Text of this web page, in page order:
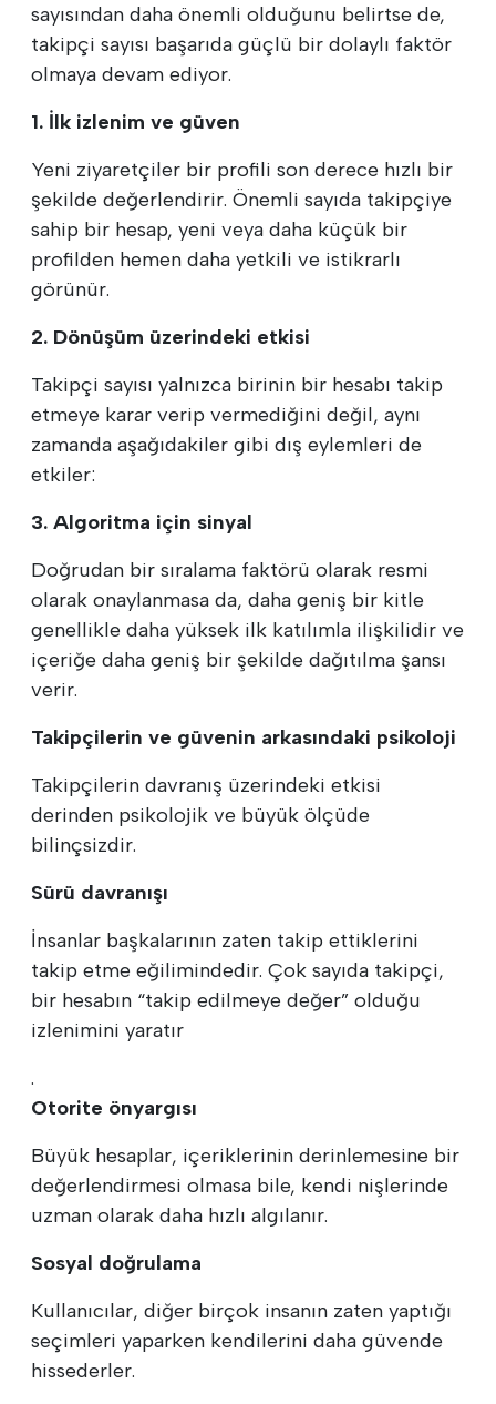
sayısından daha önemli olduğunu belirtse de,
takipçi sayısı başarıda güçlü bir dolaylı faktör
olmaya devam ediyor.
1. İlk izlenim ve güven
Yeni ziyaretçiler bir profili son derece hızlı bir
şekilde değerlendirir. Önemli sayıda takipçiye
sahip bir hesap, yeni veya daha küçük bir
profilden hemen daha yetkili ve istikrarlı
görünür.
2. Dönüşüm üzerindeki etkisi
Takipçi sayısı yalnızca birinin bir hesabı takip
etmeye karar verip vermediğini değil, aynı
zamanda aşağıdakiler gibi dış eylemleri de
etkiler:
3. Algoritma için sinyal
Doğrudan bir sıralama faktörü olarak resmi
olarak onaylanmasa da, daha geniş bir kitle
genellikle daha yüksek ilk katılımla ilişkilidir ve
içeriğe daha geniş bir şekilde dağıtılma şansı
verir.
Takipçilerin ve güvenin arkasındaki psikoloji
Takipçilerin davranış üzerindeki etkisi
derinden psikolojik ve büyük ölçüde
bilinçsizdir.
Sürü davranışı
İnsanlar başkalarının zaten takip ettiklerini
takip etme eğilimindedir. Çok sayıda takipçi,
bir hesabın “takip edilmeye değer” olduğu
izlenimini yaratır
.
Otorite önyargısı
Büyük hesaplar, içeriklerinin derinlemesine bir
değerlendirmesi olmasa bile, kendi nişlerinde
uzman olarak daha hızlı algılanır.
Sosyal doğrulama
Kullanıcılar, diğer birçok insanın zaten yaptığı
seçimleri yaparken kendilerini daha güvende
hissederler.